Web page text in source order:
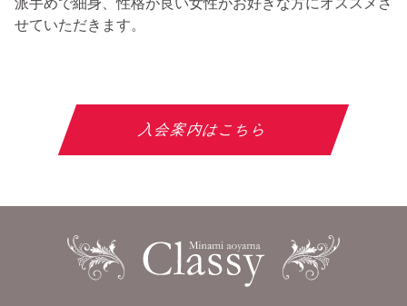
派手めで細身、性格が良い女性がお好きな方にオススメさ
せていただきます。
入会案内はこちら